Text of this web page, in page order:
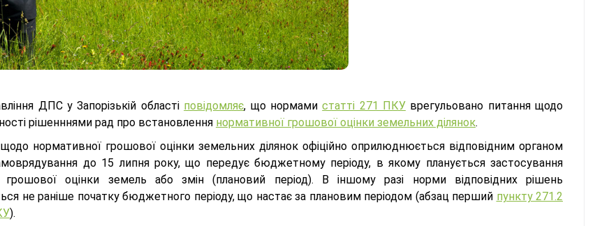
ДПС у Запорізькій області повідомляє, що нормамистатті 271 ПКУврегульовано питання щодо
рішенннями рад про встановлення нормативної грошової оцінки земельних ділянок.
нормативної грошової оцінки земельних ділянок офіційно оприлюднюється відповідним органом
до 15 липня року, що передує бюджетному періоду, в якому планується застосування
грошової оцінки земель або змін (плановий період). В іншому разі норми відповідних рішень
не раніше початку бюджетного періоду, що настає за плановим періодом (абзац перший пункту 271.2
).